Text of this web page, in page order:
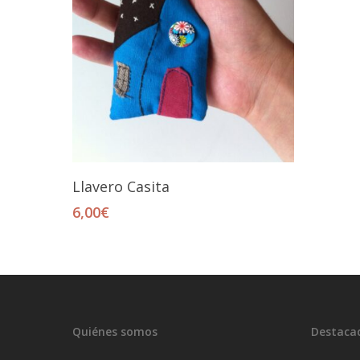
Seleccionar Opciones
Llavero Casita
6,00€
Quiénes somos